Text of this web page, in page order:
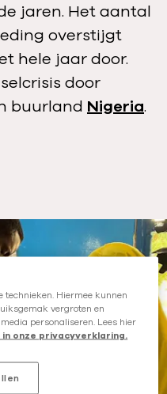
jaren. Het aantal
overstijgt
hele jaar door.
door
buurland Nigeria.
technieken. Hiermee kunnen
vergroten en
personaliseren. Lees hier
in onze privacyverklaring.